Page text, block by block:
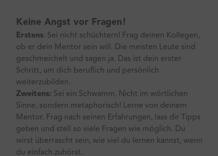
Keine Angst vor Fragen!
Erstens: Sei nicht schüchtern! Frag deinen Kollegen,
ob er dein Mentor sein will. Die meisten Leute sind
geschmeichelt und sagen ja. Das ist dein erster
Schritt, um dich beruflich und persönlich
weiterzubilden.
Zweitens: Sei ein Schwamm. Nicht im wörtlichen
Sinne, sondern metaphorisch! Lerne von deinem
Mentor. Frag nach seinen Erfahrungen, lass dir Tipps
geben und stell so viele Fragen wie möglich. Du
wirst überrascht sein, wie viel du lernen kannst, wenn
du einfach zuhörst.